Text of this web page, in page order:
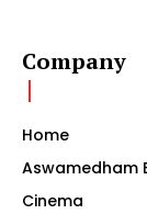
Company
Home
Aswamedham
Cinema